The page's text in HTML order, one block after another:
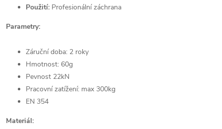
Použití: Profesionální záchrana
Parametry:
Záruční doba: 2 roky
Hmotnost: 60g
Pevnost 22kN
Pracovní zatížení: max 300kg
EN 354
Materiál: